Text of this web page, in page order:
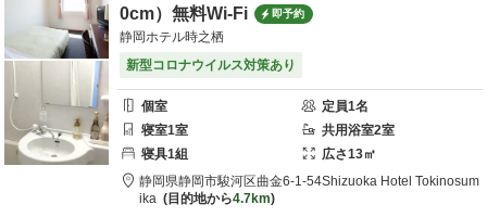
0cm）無料Wi-Fi
即予約
静岡ホテル時之栖
新型コロナウイルス対策あり
個室 定員1名
寝室1室 共用浴室2室
寝具1組 広さ13㎡
静岡県静岡市駿河区曲金6-1-54Shizuoka Hotel Tokinosum
ika
目的地から4.7km